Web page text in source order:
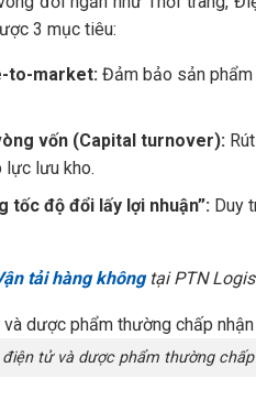
3 mục tiêu:
to-market:Đảm bảo sản phẩm
vốn (Capital turnover):
lực lưu kho.
tốc độ đổi lấy lợi nhuận”:Duy
tải hàng không tại PTN
điện tử và dược phẩm thường